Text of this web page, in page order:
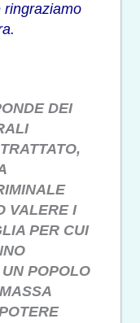
ringraziamo
DEI
VALERE I
PER CUI
POPOLO